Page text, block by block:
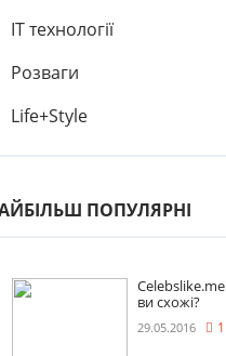
IT технології
Розваги
Life+Style
ПОПУЛЯРНІ
ви схожі?
29.05.2016